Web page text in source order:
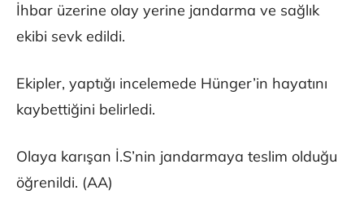
İhbar üzerine olay yerine jandarma ve sağlık
ekibi sevk edildi.
Ekipler, yaptığı incelemede Hünger’in hayatını
kaybettiğini belirledi.
Olaya karışan İ.S’nin jandarmaya teslim olduğu
öğrenildi. (AA)